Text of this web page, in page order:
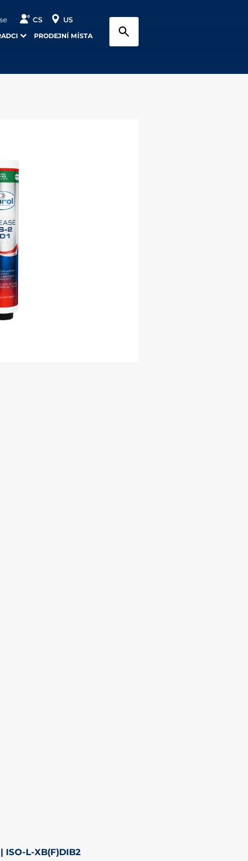
CS US
PRODEJNÍ MÍSTA
ISO-L-XB(F)DIB2